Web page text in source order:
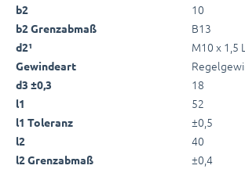
b2 10
b2 Grenzabmaß B13
d2¹ M10 x 1,5
Gewindeart
d3 ±0,3 18
l1 52
l1 Toleranz ±0,5
l2 40
l2 Grenzabmaß ±0,4